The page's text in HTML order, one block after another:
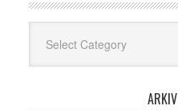
ARKIV